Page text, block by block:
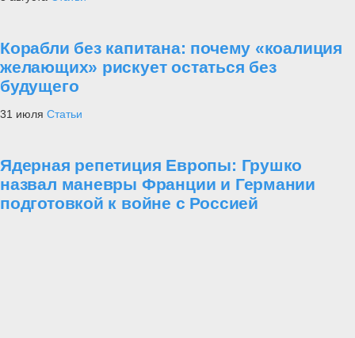
Корабли без капитана: почему «коалиция
желающих» рискует остаться без
будущего
31 июля Статьи
Ядерная репетиция Европы: Грушко
назвал маневры Франции и Германии
подготовкой к войне с Россией